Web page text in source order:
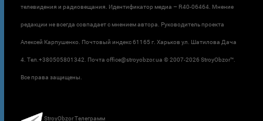
телевидения и радиовещания. Идентификатор медиа – R40-06464. Мнение
редакции не всегда совпадает с мнением автора. Руководитель проекта
Алексей Карпушенко. Почтовый индекс 61165 г. Харьков ул. Шатилова Дача
4. Тел.+380505801342. Почта office@stroyobzor.ua © 2007-2026 StroyObzor™.
Все права защищены.
StroyObzor Телеграмм